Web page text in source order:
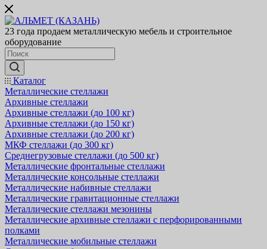
23 года продаем металлическую мебель и строительное
оборудование
Каталог
Металлические стеллажи
Архивные стеллажи
Архивные стеллажи (до 100 кг)
Архивные стеллажи (до 150 кг)
Архивные стеллажи (до 200 кг)
МКФ стеллажи (до 300 кг)
Среднегрузовые стеллажи (до 500 кг)
Металлические фронтальные стеллажи
Металлические консольные стеллажи
Металлические набивные стеллажи
Металлические гравитационные стеллажи
Металлические стеллажи мезонины
Металлические архивные стеллажи с перфорированными
полками
Металлические мобильные стеллажи